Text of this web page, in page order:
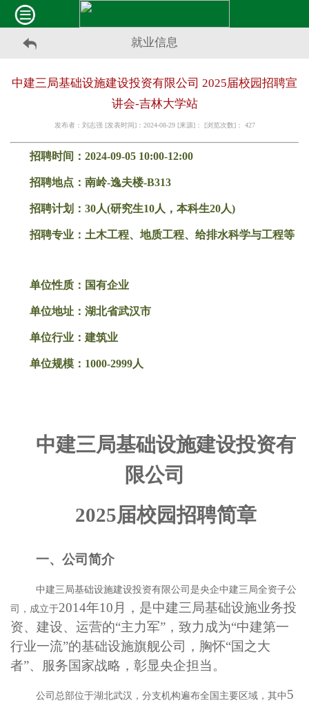
就业信息
中建三局基础设施建设投资有限公司 2025届校园招聘宣
讲会-吉林大学站
发布者：刘志强 [发表时间]：2024-08-29 [来源]： [浏览次数]： 427
招聘时间：2024-09-05 10:00-12:00
招聘地点：南岭-逸夫楼-B313
招聘计划：30人(研究生10人，本科生20人)
招聘专业：土木工程、地质工程、给排水科学与工程等
单位性质：国有企业
单位地址：湖北省武汉市
单位行业：建筑业
单位规模：1000-2999人
中建三局基础设施建设投资有
限公司
2025届校园招聘简章
一、公司简介
中建三局基础设施建设投资有限公司是央企中建三局全资子公
司，成立于2014年10月，是中建三局基础设施业务投
资、建设、运营的“主力军”，致力成为“中建第一
行业一流”的基础设施旗舰公司，胸怀“国之大
者”、服务国家战略，彰显央企担当。
公司总部位于湖北武汉，分支机构遍布全国主要区域，其中 5